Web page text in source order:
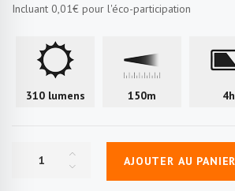
Incluant 0,01€ pour l'éco-participation
310 lumens 150m 4h
AJOUTER AU PANIER